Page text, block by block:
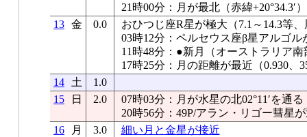
21時00分：月が最北（赤緯+20°34.3′）
13 金 0.0
おひつじ座R星が極大（7.1～14.3等
03時12分：ペルセウス座β星アルゴル
11時48分：●新月（オーストラリア
17時25分：月の距離が最近（0.930、
14
土
1.0
15
日 2.0
07時03分：月が水星の北02°11′を通る
20時56分：49P/アラン・リゴー彗星
16
月 3.0
細い月と金星が接近